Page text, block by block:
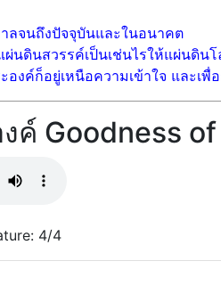
ลจนถึงปัจจุบันและในอนาคต
นดินสวรรค์เป็นเช่นไรให้แผ่นดิน
งค์ก็อยู่เหนือความเข้าใจ และเพื่
ค์ Goodness of
4/4